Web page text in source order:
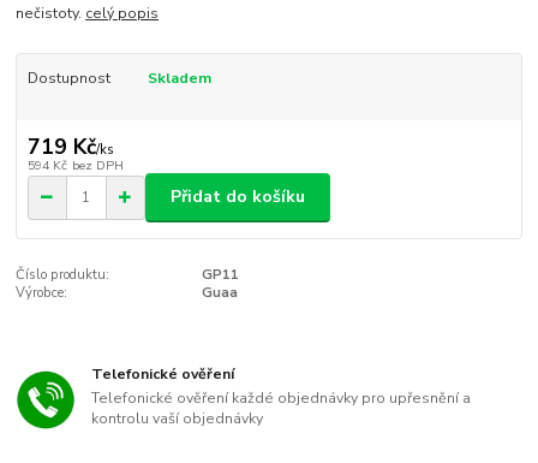
nečistoty. celý popis
Dostupnost Skladem
719 Kč/ks
594 Kč bez DPH
Přidat do košíku
Číslo produktu:
GP11
Výrobce:
Guaa
Telefonické ověření
Telefonické ověření každé objednávky pro upřesnění a
kontrolu vaší objednávky